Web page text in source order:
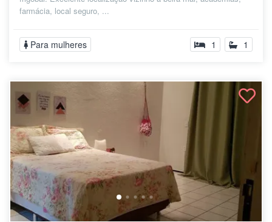
farmácia, local seguro, ...
Para mulheres 1 1